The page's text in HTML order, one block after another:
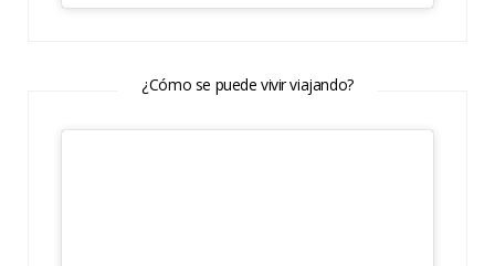
¿Cómo se puede vivir viajando?